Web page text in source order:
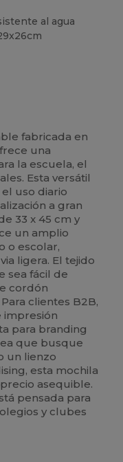
al agua
fabricada en
una
la escuela, el
Esta versátil
uso diario
a gran
33 x 45 cm y
un amplio
o escolar,
ligera. El tejido
sea fácil de
cordón
clientes B2B,
impresión
para branding
que busque
un lienzo
esta mochila
asequible.
pensada para
y clubes